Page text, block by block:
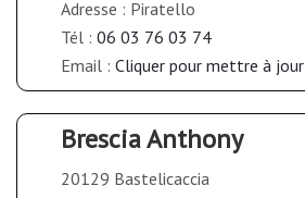
Adresse : Piratello
Tél : 06 03 76 03 74
Email : Cliquer pour mettre à jour
Brescia Anthony
20129 Bastelicaccia